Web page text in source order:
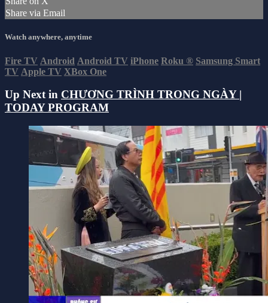
Share via Email
Watch anywhere, anytime
Fire TV Android Android TV iPhone Roku ® Samsung Smart
TV Apple TV XBox One
Up Next in CHƯƠNG TRÌNH TRONG NGÀY |
TODAY PROGRAM